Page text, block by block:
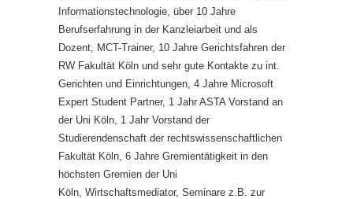
Informationstechnologie, über 10 Jahre
Berufserfahrung in der Kanzleiarbeit und als
Dozent, MCT-Trainer, 10 Jahre Gerichtsfahren der
RW Fakultät Köln und sehr gute Kontakte zu int.
Gerichten und Einrichtungen, 4 Jahre Microsoft
Expert Student Partner, 1 Jahr ASTA Vorstand an
der Uni Köln, 1 Jahr Vorstand der
Studierendenschaft der rechtswissenschaftlichen
Fakultät Köln, 6 Jahre Gremientätigkeit in den
höchsten Gremien der Uni
Köln, Wirtschaftsmediator, Seminare z.B. zur